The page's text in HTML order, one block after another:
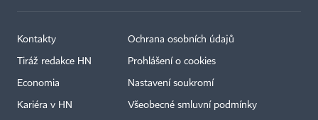
Kontakty
Tiráž redakce HN
Economia
Kariéra v HN
Ochrana osobních údajů
Prohlášení o cookies
Nastavení soukromí
Všeobecné smluvní podmínky